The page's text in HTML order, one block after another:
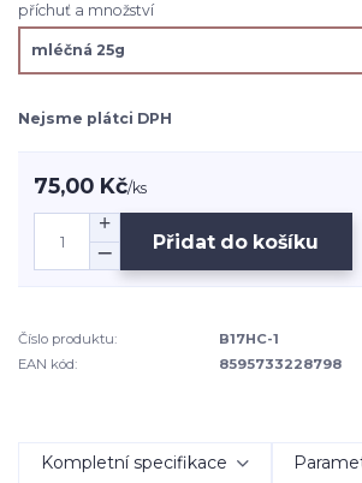
příchuť a množství
Nejsme plátci DPH
75,00 Kč/ks
Přidat do košíku
Číslo produktu:
B17HC-1
EAN kód:
8595733228798
Kompletní specifikace